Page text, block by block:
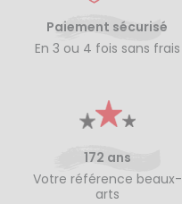
Paiement sécurisé
En 3 ou 4 fois sans frais
172 ans
Votre référence beaux-
arts